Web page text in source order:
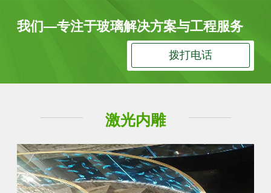
我们—专注于玻璃解决方案与工程服务
拨打电话
激光内雕